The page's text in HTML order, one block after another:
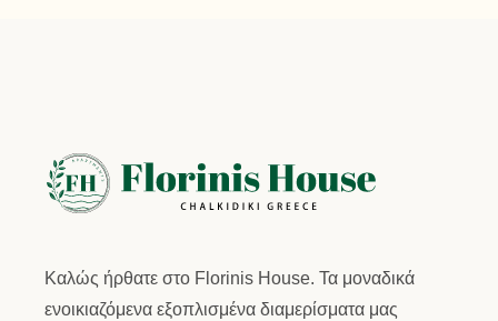
Καλώς ήρθατε στο Florinis House. Τα μοναδικά
ενοικιαζόμενα εξοπλισμένα διαμερίσματα μας